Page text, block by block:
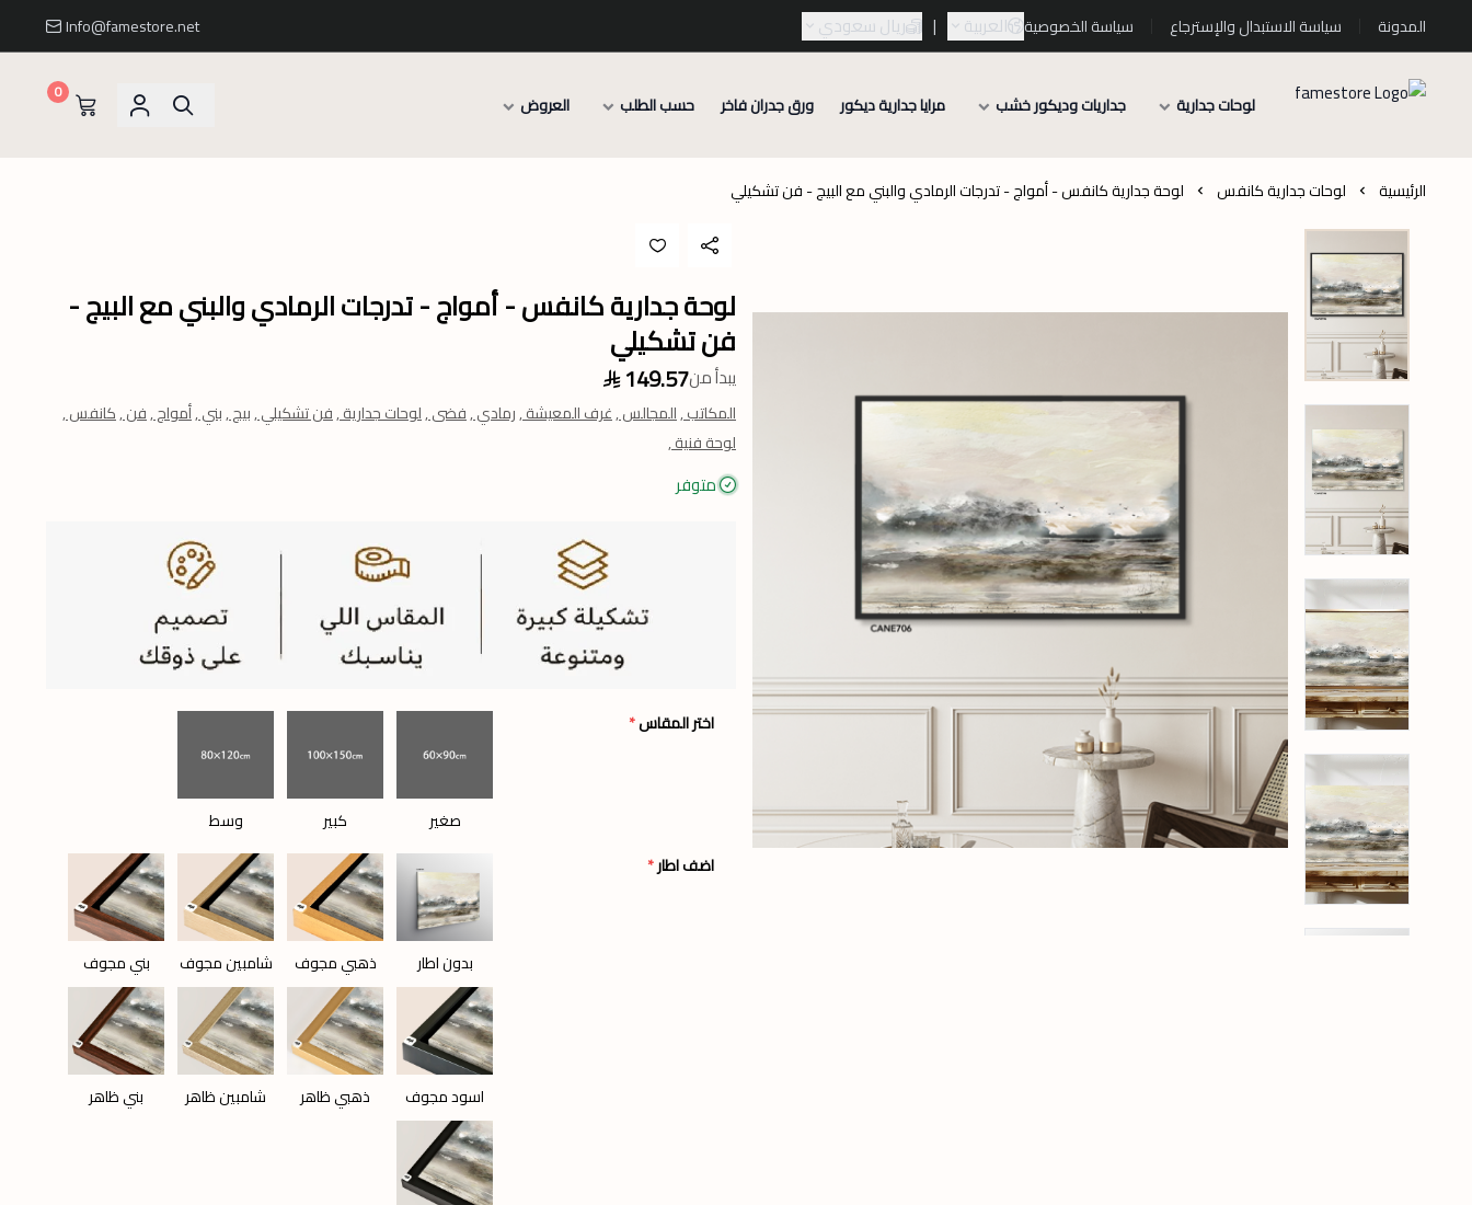
المدونة سياسة الاستبدال والإسترجاع سياسة الخصوصية العربية | ريال سعودي Info@famestore.net
لوحات جدارية جداريات وديكور خشب مرايا جدارية ديكور ورق جدران فاخر حسب الطلب العروض 0
الرئيسية لوحات جدارية كانفس لوحة جدارية كانفس - أمواج - تدرجات الرمادي والبني مع البيج - فن تشكيلي
لوحة جدارية كانفس - أمواج - تدرجات الرمادي والبني مع البيج -
فن تشكيلي
يبدأ من149.57
المكاتب ,المجالس ,غرف المعيشة ,رمادي ,فضى ,لوحات جدارية ,فن تشكيلي ,بيج ,بني ,أمواج ,فن ,كانفس ,
لوحة فنية ,
متوفر
اختر المقاس*
صغير كبير
وسط
اضف اطار*
بدون اطار ذهبي مجوف شامبين مجوف بني مجوف
اسود مجوف ذهبي ظاهر شامبين ظاهر بني ظاهر